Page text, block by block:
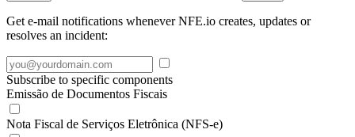
Get e-mail notifications whenever NFE.io creates, updates or
resolves an incident:
Subscribe to specific components
Emissão de Documentos Fiscais
Nota Fiscal de Serviços Eletrônica (NFS-e)